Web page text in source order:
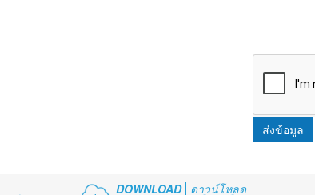
ส่งข้อมูล
DOWNLOAD ดาวน์โหลด